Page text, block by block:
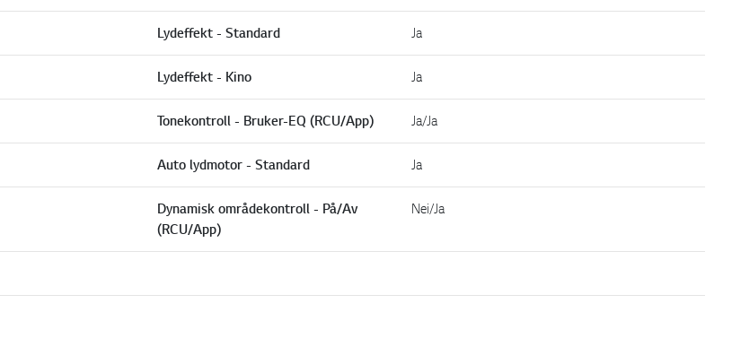
Lydeffekt - Standard Ja
Lydeffekt - Kino Ja
Tonekontroll - Bruker-EQ (RCU/App) Ja/Ja
Auto lydmotor - Standard Ja
Dynamisk områdekontroll - På/Av
(RCU/App)
Nei/Ja